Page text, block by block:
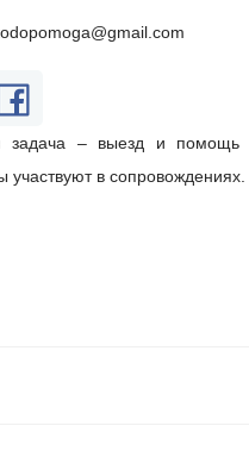
задача – выезд и
участвуют в сопровождениях.